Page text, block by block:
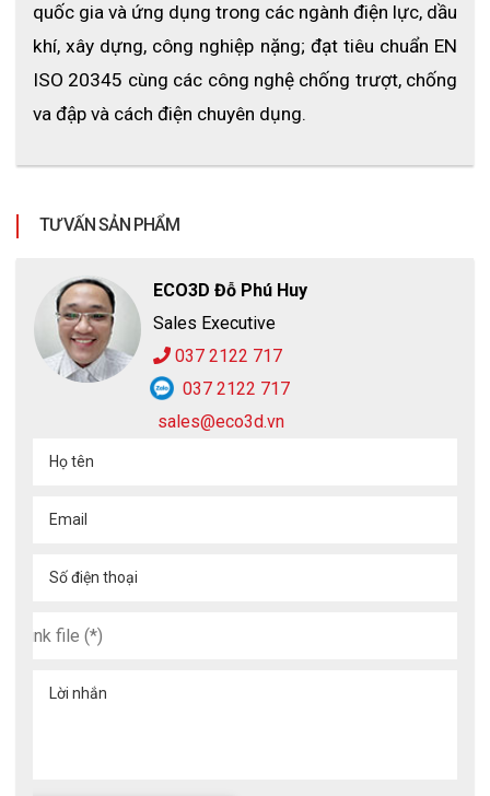
quốc gia và ứng dụng trong các ngành điện lực, dầu
khí, xây dựng, công nghiệp nặng; đạt tiêu chuẩn EN
ISO 20345 cùng các công nghệ chống trượt, chống
va đập và cách điện chuyên dụng.
TƯ VẤN SẢN PHẨM
ECO3D Đỗ Phú Huy
Sales Executive
037 2122 717
037 2122 717
sales@eco3d.vn
Họ tên
Email
Số điện thoại
Lời nhắn